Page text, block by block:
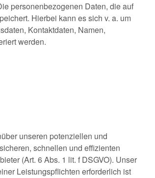
personenbezogenen Daten, die auf
Hierbei kann es sich v. a. um
Kontaktdaten, Namen,
werden.
unseren potenziellen und
schnellen und effizienten
(Art. 6 Abs. 1 lit. f DSGVO). Unser
Leistungspflichten erforderlich ist